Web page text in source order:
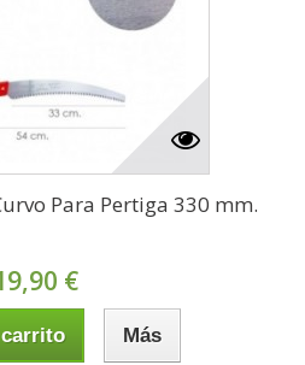
Para Pertiga 330 mm.
€
Más